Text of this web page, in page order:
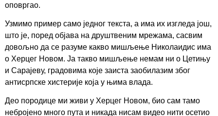
оповргао.
Узмимо пример само једног текста, а има их изгледа још,
што је, поред објава на друштвеним мрежама, сасвим
довољно да се разуме какво мишљење Николаидис има
о Херцег Новом. Ја такво мишљење немам ни о Цетињу
и Сарајеву, градовима које заиста заобилазим због
антисрпске хистерије која у њима влада.
Део породице ми живи у Херцег Новом, био сам тамо
небројено много пута и никада нисам видео нити осетио